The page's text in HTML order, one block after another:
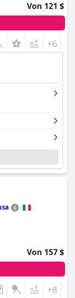
Von 121 $
+6
Von 157 $
+8